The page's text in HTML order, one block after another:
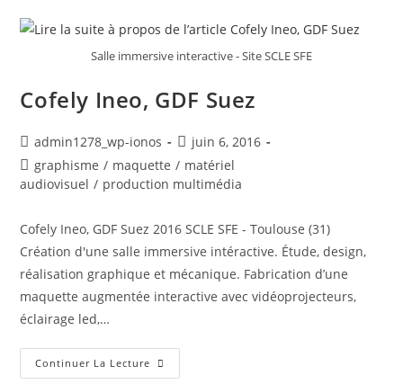
Salle immersive interactive - Site SCLE SFE
Cofely Ineo, GDF Suez
Auteur/autrice
de
la
admin1278_wp-ionos
Post
published:
juin 6, 2016
Post
category:
graphisme / maquette / matériel
audiovisuel / production multimédia
Cofely Ineo, GDF Suez 2016 SCLE SFE - Toulouse (31)
Création d'une salle immersive intéractive. Étude, design,
réalisation graphique et mécanique. Fabrication d’une
maquette augmentée interactive avec vidéoprojecteurs,
éclairage led,…
Continuer La Lecture Cofely
Ineo,